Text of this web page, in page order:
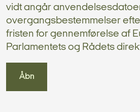
vidt angår
overgangsbestemmelser
fristen for gennemførelse af
Parlamentets og Rådets
Åbn